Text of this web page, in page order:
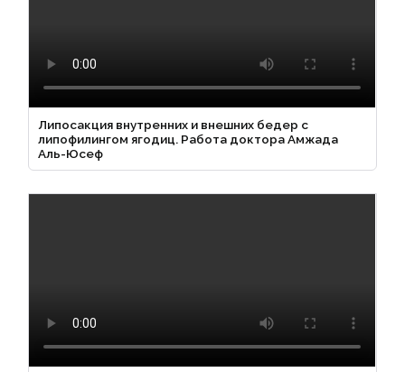
Липосакция внутренних и внешних бедер с
липофилингом ягодиц. Работа доктора Амжада
Аль-Юсеф